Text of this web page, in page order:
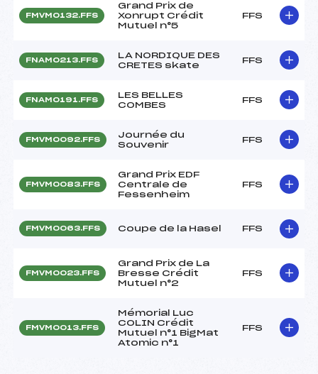
FMVM0132.FFS
Grand Prix de
Xonrupt Crédit
Mutuel n°5
FFS
FNAM0213.FFS
LA NORDIQUE DES
CRETES skate
FFS
FNAM0191.FFS
LES BELLES
COMBES
FFS
FMVM0092.FFS
Journée du
Souvenir
FFS
FMVM0083.FFS
Grand Prix EDF
Centrale de
Fessenheim
FFS
FMVM0063.FFS Coupe de la Hasel FFS
FMVM0023.FFS
Grand Prix de La
Bresse Crédit
Mutuel n°2
FFS
FMVM0013.FFS
Mémorial Luc
COLIN Crédit
Mutuel n°1 BigMat
Atomic n°1
FFS